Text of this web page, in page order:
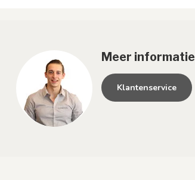
Meer informatie
Klantenservice